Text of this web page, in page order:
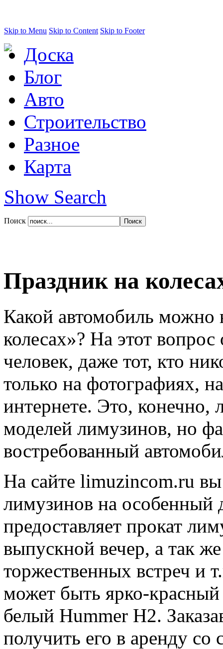
Skip to Menu Skip to Content Skip to Footer
Доска
Блог
Авто
Строительство
Разное
Карта
Show Search
Поиск
Праздник на
Какой автомобиль можно
колесах»? На этот
человек, даже тот, кто
только на фотографиях,
интернете. Это, конечно,
моделей лимузинов, но
востребованный
На сайте limuzincom.ru
лимузинов на
предоставляет прокат
выпускной вечер, а так
торжественных встреч и
может быть ярко-
белый Hummer H2.
получить его в аренду со